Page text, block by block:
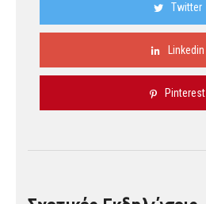
Twitter
Linkedin
Pinterest